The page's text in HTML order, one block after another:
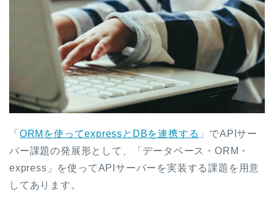
「 ORMを使ってexpressとDBを連携する 」でAPIサー
バー課題の発展形として、「データベース・ORM・
express」を使ってAPIサーバーを実装する課題を用意
してあります。